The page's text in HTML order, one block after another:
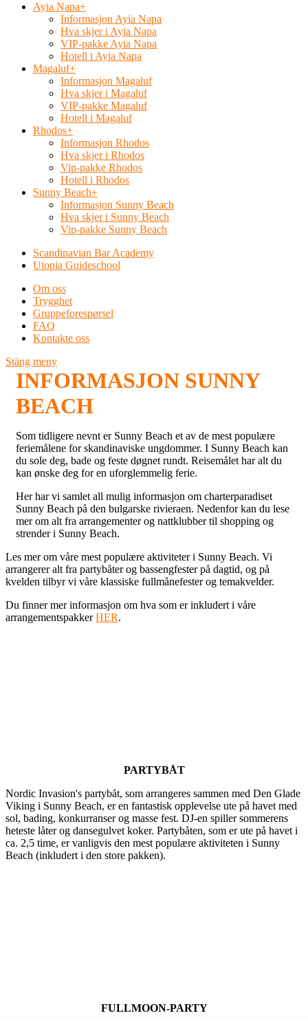
Ayia Napa+
Informasjon Ayia Napa
Hva skjer i Ayia Napa
VIP-pakke Ayia Napa
Hotell i Ayia Napa
Magaluf+
Informasjon Magaluf
Hva skjer i Magaluf
VIP-pakke Magaluf
Hotell i Magaluf
Rhodos+
Informasjon Rhodos
Hva skjer i Rhodos
Vip-pakke Rhodos
Hotell i Rhodos
Sunny Beach+
Informasjon Sunny Beach
Hva skjer i Sunny Beach
Vip-pakke Sunny Beach
Scandinavian Bar Academy
Utopia Guideschool
Om oss
Trygghet
Gruppeforespørsel
FAQ
Kontakte oss
Stäng meny
INFORMASJON SUNNY
BEACH
Som tidligere nevnt er Sunny Beach et av de mest populære
feriemålene for skandinaviske ungdommer. I Sunny Beach kan
du sole deg, bade og feste døgnet rundt. Reisemålet har alt du
kan ønske deg for en uforglemmelig ferie.
Her har vi samlet all mulig informasjon om charterparadiset
Sunny Beach på den bulgarske rivieraen. Nedenfor kan du lese
mer om alt fra arrangementer og nattklubber til shopping og
strender i Sunny Beach.
Les mer om våre mest populære aktiviteter i Sunny Beach. Vi
arrangerer alt fra partybåter og bassengfester på dagtid, og på
kvelden tilbyr vi våre klassiske fullmånefester og temakvelder.
Du finner mer informasjon om hva som er inkludert i våre
arrangementspakkerHER.
PARTYBÅT
Nordic Invasion's partybåt, som arrangeres sammen med Den Glade
Viking i Sunny Beach, er en fantastisk opplevelse ute på havet med
sol, bading, konkurranser og masse fest. DJ-en spiller sommerens
heteste låter og dansegulvet koker. Partybåten, som er ute på havet i
ca. 2,5 time, er vanligvis den mest populære aktiviteten i Sunny
Beach (inkludert i den store pakken).
FULLMOON-PARTY